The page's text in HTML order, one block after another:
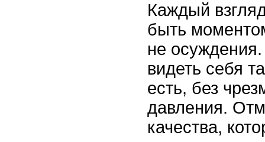
Каждый
быть
не
видеть себя
есть, без
давления.
качества,